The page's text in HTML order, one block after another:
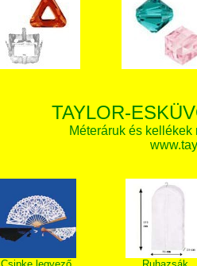
TAYLOR-
Méteráruk és